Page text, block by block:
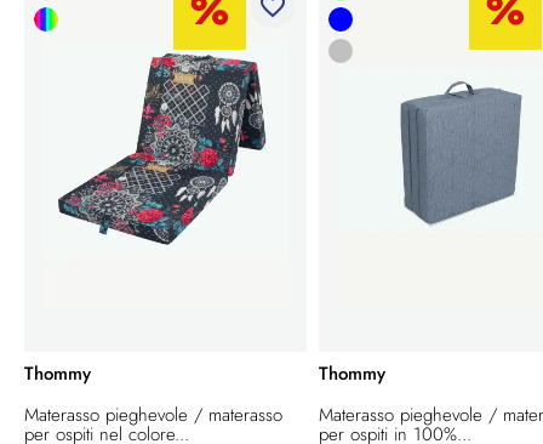
favorite_border
Thommy
Materasso pieghevole / materasso
per ospiti nel colore...
Thommy
Materasso pieghevole /
per ospiti in 100%...